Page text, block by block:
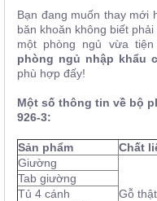
Hàng
Thất
Hàng
Bạn đang muốn thay mới
băn khoăn không biết
một phòng ngủ vừa
phòng ngủ nhập khẩu
phù hợp đấy!
Một số thông tin về bộ
926-3:
Sản phẩm Chất
Giường
Gỗ
Tab giường
Tủ 4 cánh